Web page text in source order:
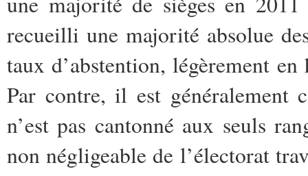
recueilli une majorité absolue
taux d’abstention, légèrement
Par contre, il est généralement
n’est pas cantonné aux seuls
non négligeable de l’électorat